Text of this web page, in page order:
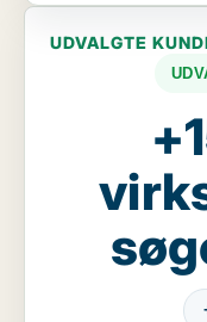
UDVALGTE